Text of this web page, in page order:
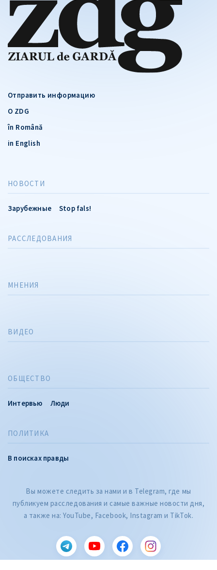
Отправить информацию
О ZDG
în Română
in English
НОВОСТИ
Зарубежные Stop fals!
ПОЛИТИКА
В поисках правды
РАССЛЕДОВАНИЯ
ОБЩЕСТВО
Интервью Люди
МНЕНИЯ
ВИДЕО
Вы можете следить за нами и в Telegram, где мы
публикуем расследования и самые важные новости дня,
а также на: YouTube, Facebook, Instagram и TikTok.
Citește articolul
CITEȘTE